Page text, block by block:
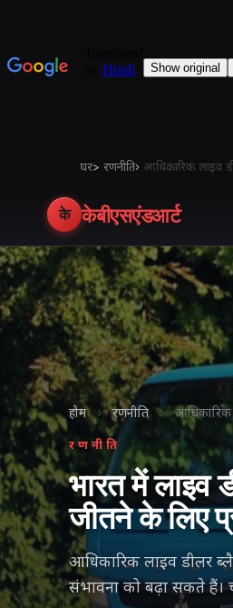
घर> रणनीति› आधिकारिक लाइव
के केबीएसएंडआर्ट
होम › रणनीति › आधिकारिक
रणनीति
भारत में लाइव
जीतने के लिए
आधिकारिक लाइव डीलर
संभावना को बढ़ा सकते हैं।